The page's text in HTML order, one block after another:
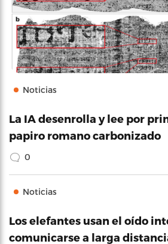
Noticias
La IA desenrolla y lee por
papiro romano carbonizado
0
Noticias
Los elefantes usan el oído
comunicarse a larga